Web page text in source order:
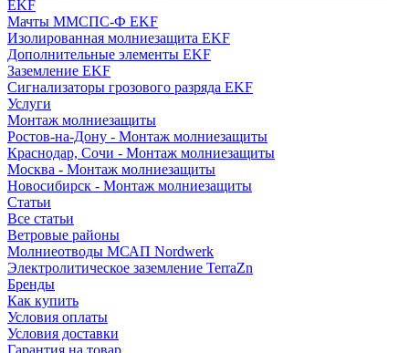
EKF
Мачты ММСПС-Ф EKF
Изолированная молниезащита EKF
Дополнительные элементы EKF
Заземление EKF
Сигнализаторы грозового разряда EKF
Услуги
Монтаж молниезащиты
Ростов-на-Дону - Монтаж молниезащиты
Краснодар, Сочи - Монтаж молниезащиты
Москва - Монтаж молниезащиты
Новосибирск - Монтаж молниезащиты
Статьи
Все статьи
Ветровые районы
Молниеотводы МСАП Nordwerk
Электролитическое заземление TerraZn
Бренды
Как купить
Условия оплаты
Условия доставки
Гарантия на товар